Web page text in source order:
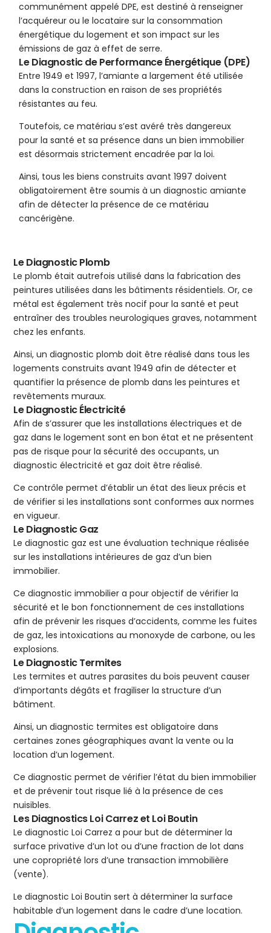
communément appelé DPE, est destiné à renseigner
l’acquéreur ou le locataire sur la consommation
énergétique du logement et son impact sur les
émissions de gaz à effet de serre.
Le Diagnostic de Performance Énergétique (DPE)
Entre 1949 et 1997, l’amiante a largement été utilisée
dans la construction en raison de ses propriétés
résistantes au feu.
Toutefois, ce matériau s’est avéré très dangereux
pour la santé et sa présence dans un bien immobilier
est désormais strictement encadrée par la loi.
Ainsi, tous les biens construits avant 1997 doivent
obligatoirement être soumis à un diagnostic amiante
afin de détecter la présence de ce matériau
cancérigène.
Le Diagnostic Plomb
Le plomb était autrefois utilisé dans la fabrication des
peintures utilisées dans les bâtiments résidentiels. Or, ce
métal est également très nocif pour la santé et peut
entraîner des troubles neurologiques graves, notamment
chez les enfants.
Ainsi, un diagnostic plomb doit être réalisé dans tous les
logements construits avant 1949 afin de détecter et
quantifier la présence de plomb dans les peintures et
revêtements muraux.
Le Diagnostic Électricité
Afin de s’assurer que les installations électriques et de
gaz dans le logement sont en bon état et ne présentent
pas de risque pour la sécurité des occupants, un
diagnostic électricité et gaz doit être réalisé.
Ce contrôle permet d’établir un état des lieux précis et
de vérifier si les installations sont conformes aux normes
en vigueur.
Le Diagnostic Gaz
Le diagnostic gaz est une évaluation technique réalisée
sur les installations intérieures de gaz d’un bien
immobilier.
Ce diagnostic immobilier a pour objectif de vérifier la
sécurité et le bon fonctionnement de ces installations
afin de prévenir les risques d’accidents, comme les fuites
de gaz, les intoxications au monoxyde de carbone, ou les
explosions.
Le Diagnostic Termites
Les termites et autres parasites du bois peuvent causer
d’importants dégâts et fragiliser la structure d’un
bâtiment.
Ainsi, un diagnostic termites est obligatoire dans
certaines zones géographiques avant la vente ou la
location d’un logement.
Ce diagnostic permet de vérifier l’état du bien immobilier
et de prévenir tout risque lié à la présence de ces
nuisibles.
Les Diagnostics Loi Carrez et Loi Boutin
Le diagnostic Loi Carrez a pour but de déterminer la
surface privative d’un lot ou d’une fraction de lot dans
une copropriété lors d’une transaction immobilière
(vente).
Le diagnostic Loi Boutin sert à déterminer la surface
habitable d’un logement dans le cadre d’une location.